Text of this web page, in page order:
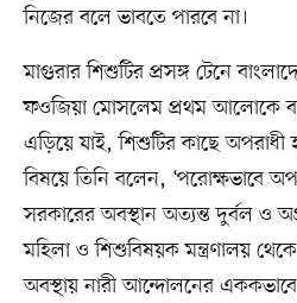
নিজের বলে ভাবতে পারবে না।
মাগুরার শিশুটির প্রসঙ্গ টেনে
ফওজিয়া মোসলেম প্রথম আলোকে
এড়িয়ে যাই, শিশুটির কাছে অপরাধী
বিষয়ে তিনি বলেন, ‘পরোক্ষভাবে
সরকারের অবস্থান অত্যন্ত দুর্বল ও
মহিলা ও শিশুবিষয়ক মন্ত্রণালয়
অবস্থায় নারী আন্দোলনের